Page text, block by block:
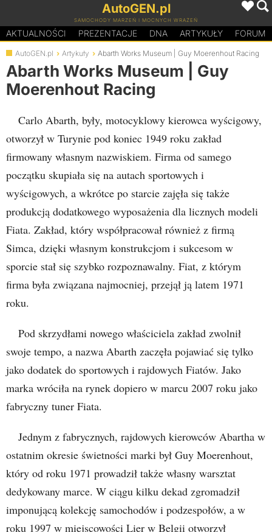
AutoGEN.pl
SAMOCHODY MARZEŃ I MOCNYCH WRAŻEŃ
AKTUALNOŚCI PREZENTACJE DNA ARTYKUŁY FORUM
AutoGEN.pl Artykuły Abarth Works Museum | Guy Moerenhout Racing
Abarth Works Museum | Guy
Moerenhout Racing
Carlo Abarth, były, motocyklowy kierowca wyścigowy,
otworzył w Turynie pod koniec 1949 roku zakład
firmowany własnym nazwiskiem. Firma od samego
początku skupiała się na autach sportowych i
wyścigowych, a wkrótce po starcie zajęła się także
produkcją dodatkowego wyposażenia dla licznych modeli
Fiata. Zakład, który współpracował również z firmą
Simca, dzięki własnym konstrukcjom i sukcesom w
sporcie stał się szybko rozpoznawalny. Fiat, z którym
firma była związana najmocniej, przejął ją latem 1971
roku.
Pod skrzydłami nowego właściciela zakład zwolnił
swoje tempo, a nazwa Abarth zaczęła pojawiać się tylko
jako dodatek do sportowych i rajdowych Fiatów. Jako
marka wróciła na rynek dopiero w marcu 2007 roku jako
fabryczny tuner Fiata.
Jednym z fabrycznych, rajdowych kierowców Abartha w
ostatnim okresie świetności marki był Guy Moerenhout,
który od roku 1971 prowadził także własny warsztat
dedykowany marce. W ciągu kilku dekad zgromadził
imponującą kolekcję samochodów i podzespołów, a w
roku 1997 w miejscowości Lier w Belgii otworzył